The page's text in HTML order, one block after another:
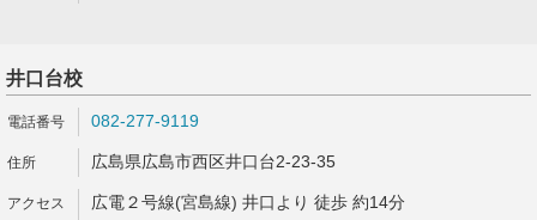
井口台校
082-277-9119
広島県広島市西区井口台2-23-35
広電２号線(宮島線) 井口より 徒歩 約14分